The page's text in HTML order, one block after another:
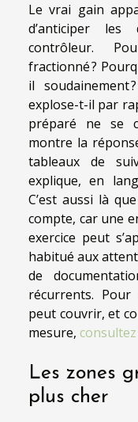
Le vrai gain
d’anticiper les
contrôleur.
fractionné ?
il
explose-t-il par
préparé ne se
montre la
tableaux de
explique, en
C’est aussi là
compte, car une
exercice peut
habitué aux
de
récurrents. Pour
peut couvrir, et
mesure,
Les zones
plus cher